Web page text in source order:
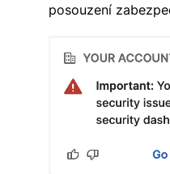
posouzení